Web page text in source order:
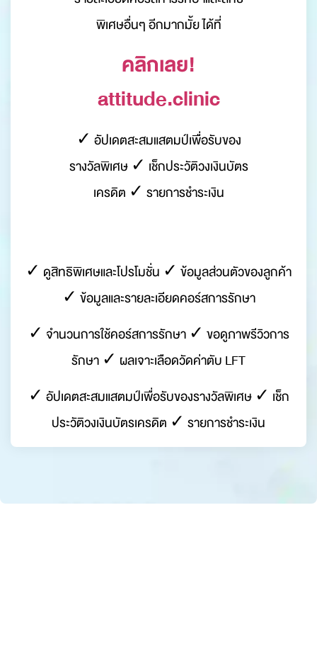
พิเศษอื่นๆ อีกมากมั้ย ได้ที่
คลิกเลย!
attitude.clinic
✓ อัปเดตสะสมแสตมป์เพื่อรับของ
รางวัลพิเศษ ✓ เช็กประวัติวงเงินบัตร
เครดิต ✓ รายการชำระเงิน
✓ ดูสิทธิพิเศษและโปรโมชั่น ✓ ข้อมูลส่วนตัวของลูกค้า
✓ ข้อมูลและรายละเอียดคอร์สการรักษา
✓ จำนวนการใช้คอร์สการรักษา ✓ ขอดูภาพรีวิวการ
รักษา ✓ ผลเจาะเลือดวัดค่าตับ LFT
✓ อัปเดตสะสมแสตมป์เพื่อรับของรางวัลพิเศษ ✓ เช็ก
ประวัติวงเงินบัตรเครดิต ✓ รายการชำระเงิน